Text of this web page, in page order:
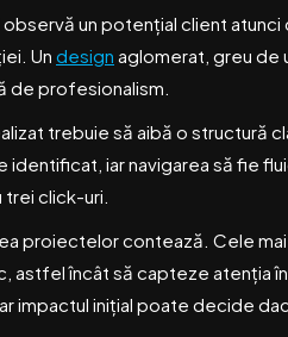
observă un potențial client
Un design aglomerat, greu de
de profesionalism.
trebuie să aibă o structură
identificat, iar navigarea să fie
trei click-uri.
proiectelor contează. Cele
astfel încât să capteze atenția
impactul inițial poate decide